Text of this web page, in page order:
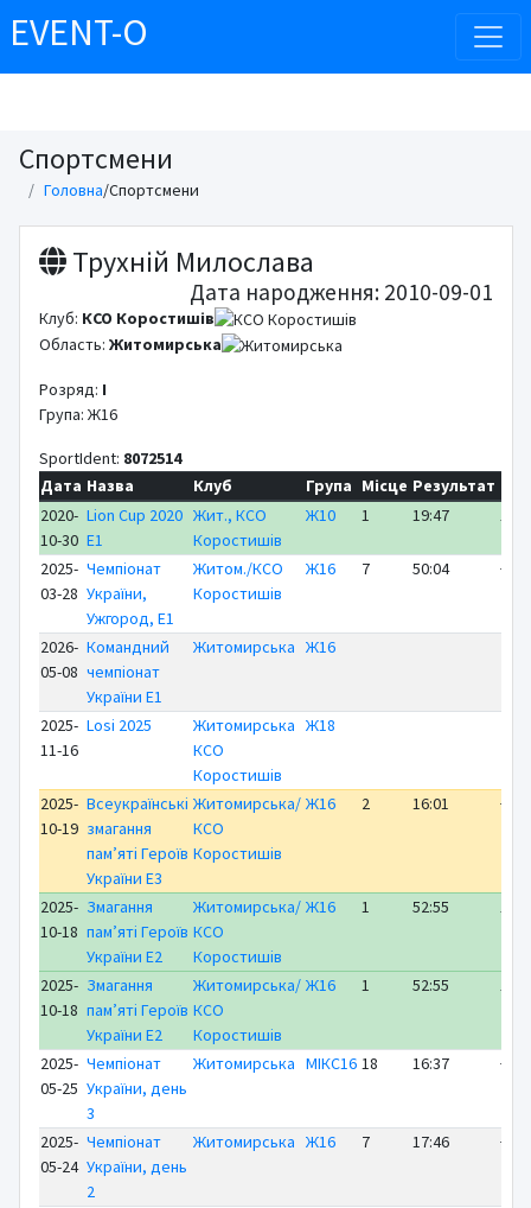
EVENT-O
Спортсмени
Головна/Спортсмени
Трухній Милослава
Дата народження: 2010-09-01
Клуб: КСО Коростишів
Область: Житомирська
Розряд: I
Група: Ж16
SportIdent: 8072514
Дата Назва Клуб Група Місце Результат
2020-
10-30
Lion Cup 2020
E1
Жит., КСО
Коростишів
Ж10 1 19:47
2025-
03-28
Чемпіонат
України,
Ужгород, E1
Житом./КСО
Коростишів
Ж16 7 50:04
2026-
05-08
Командний
чемпіонат
України E1
Житомирська Ж16
2025-
11-16
Losi 2025
Житомирська
КСО
Коростишів
Ж18
2025-
10-19
Всеукраїнські
змагання
пам’яті Героїв
України E3
Житомирська/
КСО
Коростишів
Ж16 2 16:01 +
2025-
10-18
Змагання
пам’яті Героїв
України E2
Житомирська/
КСО
Коростишів
Ж16 1 52:55
2025-
10-18
Змагання
пам’яті Героїв
України E2
Житомирська/
КСО
Коростишів
Ж16 1 52:55
2025-
05-25
Чемпіонат
України, день
3
Житомирська МІКС16 18 16:37
2025-
05-24
Чемпіонат
України, день
2
Житомирська Ж16 7 17:46 +